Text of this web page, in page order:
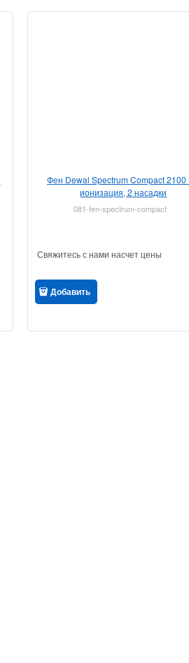
Фен Dewal Spectrum Compact 2100
ионизация, 2 насадки
081-fen-spectrum-compact
Свяжитесь с нами насчет цены
Добавить